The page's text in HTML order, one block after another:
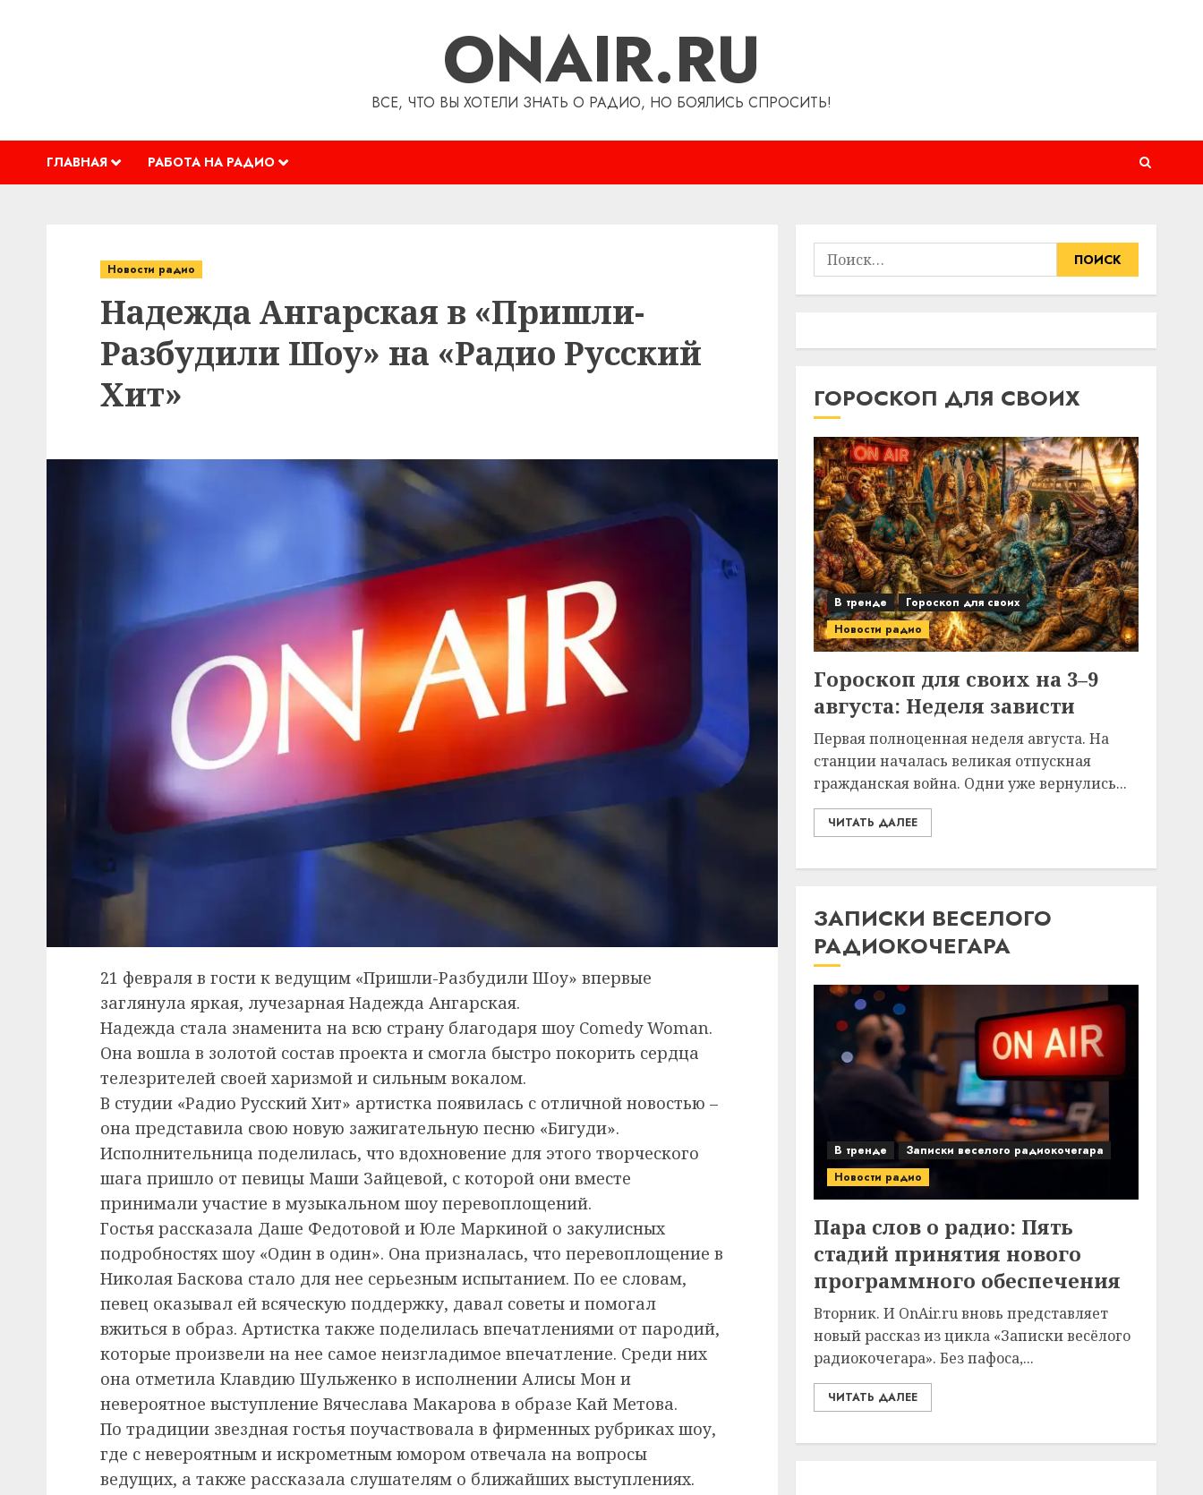
ONAIR.RU
ВСЕ, ЧТО ВЫ ХОТЕЛИ ЗНАТЬ О РАДИО, НО БОЯЛИСЬ СПРОСИТЬ!
ГЛАВНАЯ РАБОТА НА РАДИО
Новости радио
Надежда Ангарская в «Пришли-
Разбудили Шоу» на «Радио Русский
Хит»
21 февраля в гости к ведущим «Пришли-Разбудили Шоу» впервые
заглянула яркая, лучезарная Надежда Ангарская.
Надежда стала знаменита на всю страну благодаря шоу Comedy Woman.
Она вошла в золотой состав проекта и смогла быстро покорить сердца
телезрителей своей харизмой и сильным вокалом.
В студии «Радио Русский Хит» артистка появилась с отличной новостью –
она представила свою новую зажигательную песню «Бигуди».
Исполнительница поделилась, что вдохновение для этого творческого
шага пришло от певицы Маши Зайцевой, с которой они вместе
принимали участие в музыкальном шоу перевоплощений.
Гостья рассказала Даше Федотовой и Юле Маркиной о закулисных
подробностях шоу «Один в один». Она призналась, что перевоплощение в
Николая Баскова стало для нее серьезным испытанием. По ее словам,
певец оказывал ей всяческую поддержку, давал советы и помогал
вжиться в образ. Артистка также поделилась впечатлениями от пародий,
которые произвели на нее самое неизгладимое впечатление. Среди них
она отметила Клавдию Шульженко в исполнении Алисы Мон и
невероятное выступление Вячеслава Макарова в образе Кай Метова.
По традиции звездная гостья поучаствовала в фирменных рубриках шоу,
где с невероятным и искрометным юмором отвечала на вопросы
ведущих, а также рассказала слушателям о ближайших выступлениях.
Найти:
ГОРОСКОП ДЛЯ СВОИХ
В тренде
Гороскоп для своих
Новости радио
Гороскоп для своих на 3–9
августа: Неделя зависти
Первая полноценная неделя августа. На
станции началась великая отпускная
гражданская война. Одни уже вернулись...
ЧИТАТЬ ДАЛЕЕ
ЗАПИСКИ ВЕСЕЛОГО
РАДИОКОЧЕГАРА
В тренде
Записки веселого радиокочегара
Новости радио
Пара слов о радио: Пять
стадий принятия нового
программного обеспечения
Вторник. И OnAir.ru вновь представляет
новый рассказ из цикла «Записки весёлого
радиокочегара». Без пафоса,...
ЧИТАТЬ ДАЛЕЕ